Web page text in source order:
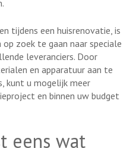
tijdens een huisrenovatie, is
zoek te gaan naar speciale
leveranciers. Door
en apparatuur aan te
kunt u mogelijk meer
en binnen uw budget
eens wat